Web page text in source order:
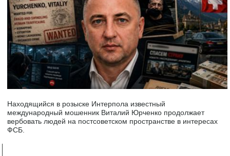
Находящийся в розыске Интерпола известный
международный мошенник Виталий Юрченко продолжает
вербовать людей на постсоветском пространстве в интересах
ФСБ.